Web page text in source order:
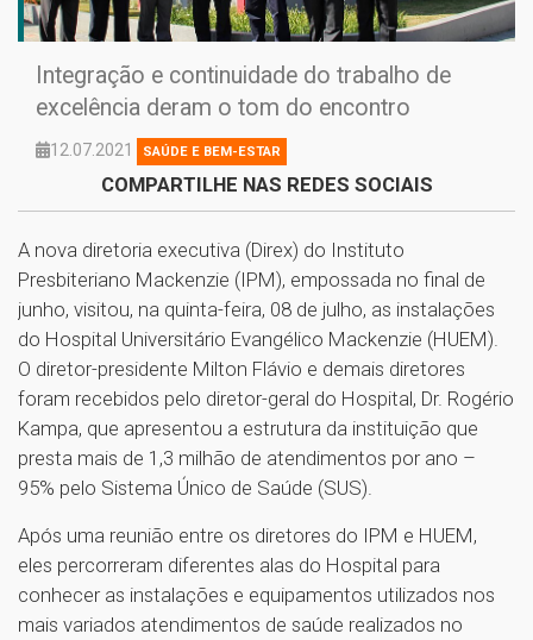
Integração e continuidade do trabalho de
excelência deram o tom do encontro
12.07.2021 SAÚDE E BEM-ESTAR
COMPARTILHE NAS REDES SOCIAIS
A nova diretoria executiva (Direx) do Instituto
Presbiteriano Mackenzie (IPM), empossada no final de
junho, visitou, na quinta-feira, 08 de julho, as instalações
do Hospital Universitário Evangélico Mackenzie (HUEM).
O diretor-presidente Milton Flávio e demais diretores
foram recebidos pelo diretor-geral do Hospital, Dr. Rogério
Kampa, que apresentou a estrutura da instituição que
presta mais de 1,3 milhão de atendimentos por ano –
95% pelo Sistema Único de Saúde (SUS).
Após uma reunião entre os diretores do IPM e HUEM,
eles percorreram diferentes alas do Hospital para
conhecer as instalações e equipamentos utilizados nos
mais variados atendimentos de saúde realizados no